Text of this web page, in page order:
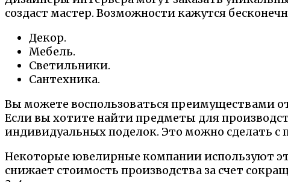
создаст мастер. Возможности кажутся
Декор.
Мебель.
Светильники.
Сантехника.
Вы можете воспользоваться преимуществами
Если вы хотите найти предметы для
индивидуальных поделок. Это можно сделать
Некоторые ювелирные компании используют
снижает стоимость производства за счет